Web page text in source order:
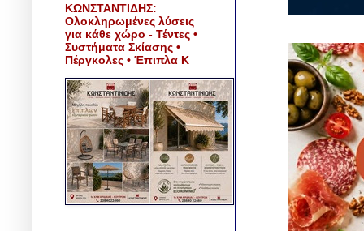
ΚΩΝΣΤΑΝΤΙΔΗΣ:
Ολοκληρωμένες λύσεις
για κάθε χώρο - Τέντες •
Συστήματα Σκίασης •
Πέργκολες • Έπιπλα Κ